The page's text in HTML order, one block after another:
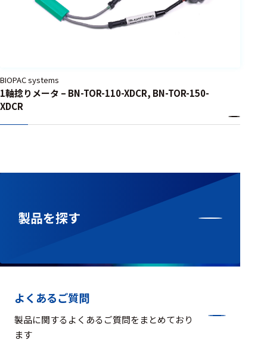
BIOPAC systems
1軸捻りメータ – BN-TOR-110-XDCR, BN-TOR-150-
XDCR
製品を探す
よくあるご質問
製品に関するよくあるご質問をまとめており
ます